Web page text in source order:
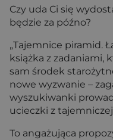
Czy uda Ci się
będzie za późno?
„Tajemnice piramid.
książka z zadaniami,
sam środek
nowe wyzwanie –
wyszukiwanki
ucieczki z
To angażująca